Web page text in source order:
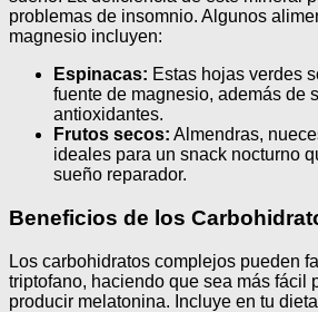
problemas de insomnio. Algunos
magnesio incluyen:
Espinacas: Estas hojas verdes
fuente de magnesio, además de
antioxidantes.
Frutos secos: Almendras,
ideales para un snack nocturno
sueño reparador.
Beneficios de los
Los carbohidratos complejos pueden
triptofano, haciendo que sea más fácil
producir melatonina. Incluye en tu